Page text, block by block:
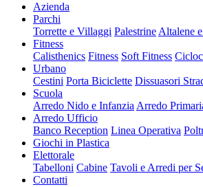
Azienda
Parchi
Torrette e Villaggi Palestrine Altalene
Fitness
Calisthenics Fitness Soft Fitness
Urbano
Cestini Porta Biciclette Dissuasori
Scuola
Arredo Nido e Infanzia Arredo
Arredo Ufficio
Banco Reception Linea Operativa
Giochi in Plastica
Elettorale
Tabelloni Cabine Tavoli e Arredi per
Contatti